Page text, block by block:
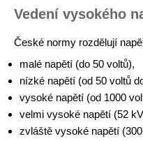
Vedení vysokého
České normy rozdělují
malé napětí (do 50 voltů),
nízké napětí (od 50 voltů
vysoké napětí (od 1000
velmi vysoké napětí (52
zvláště vysoké napětí